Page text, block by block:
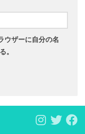
ウザーに自分の名
。